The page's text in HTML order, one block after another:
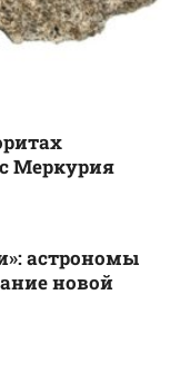
Меркурия
астрономы
новой